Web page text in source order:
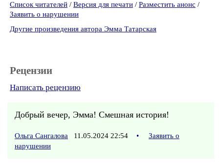
Список читателей / Версия для печати / Разместить анонс /
Заявить о нарушении
Другие произведения автора Эмма Татарская
Рецензии
Написать рецензию
Добрый вечер, Эмма! Смешная история!
Ольга Сангалова 11.05.2024 22:54 •
Заявить о
нарушении